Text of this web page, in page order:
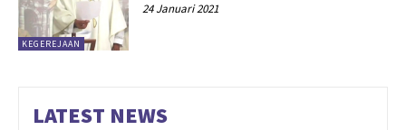
KEGEREJAAN
24 Januari 2021
LATEST NEWS